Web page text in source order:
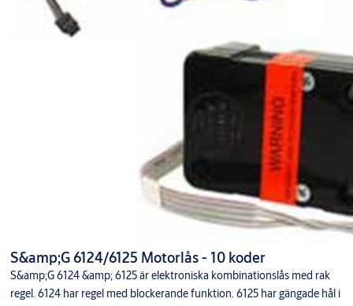
S&amp;G 6124/6125 Motorlås - 10 koder
S&amp;G 6124 &amp; 6125 är elektroniska kombinationslås med rak
regel. 6124 har regel med blockerande funktion. 6125 har gängade hål i